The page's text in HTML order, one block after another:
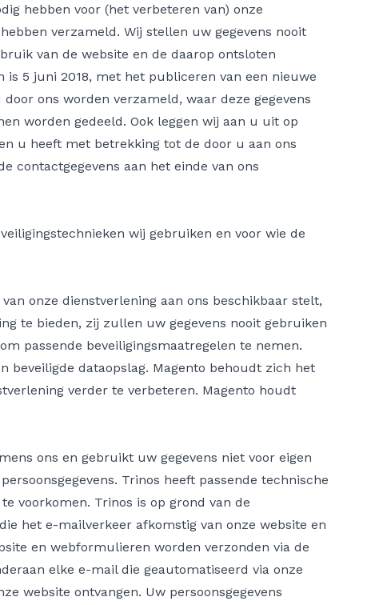
hebben voor (het verbeteren van) onze
verzameld. Wij stellen uw gegevens nooit
van de website en de daarop ontsloten
is 5 juni 2018, met het publiceren van een nieuwe
ons worden verzameld, waar deze gegevens
worden gedeeld. Ook leggen wij aan u uit op
u heeft met betrekking tot de door u aan ons
contactgegevens aan het einde van ons
wij gebruiken en voor wie de
onze dienstverlening aan ons beschikbaar stelt,
te bieden, zij zullen uw gegevens nooit gebruiken
passende beveiligingsmaatregelen te nemen.
beveiligde dataopslag. Magento behoudt zich het
verder te verbeteren. Magento houdt
ons en gebruikt uw gegevens niet voor eigen
Trinos heeft passende technische
voorkomen. Trinos is op grond van de
het e-mailverkeer afkomstig van onze website en
en webformulieren worden verzonden via de
elke e-mail die geautomatiseerd via onze
website ontvangen. Uw persoonsgegevens